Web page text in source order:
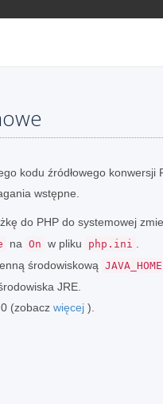
kodu źródłowego konwersji
wstępne.
do PHP do systemowej
na On w pliku php.ini
środowiskową
JAVA_HOME
JRE.
(zobacz więcej ).